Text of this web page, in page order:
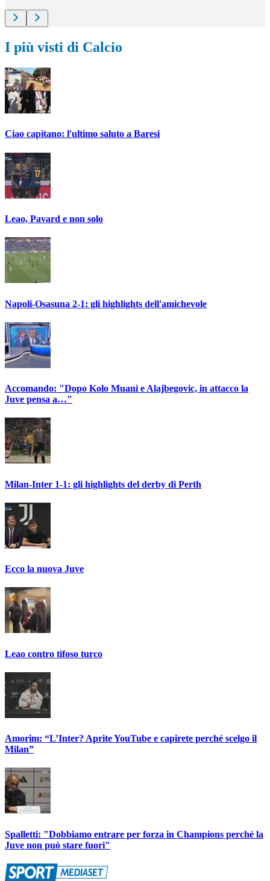
I più visti di Calcio
Ciao capitano: l'ultimo saluto a Baresi
Leao, Pavard e non solo
Napoli-Osasuna 2-1: gli highlights dell'amichevole
Accomando: "Dopo Kolo Muani e Alajbegovic, in attacco la
Juve pensa a…"
Milan-Inter 1-1: gli highlights del derby di Perth
Ecco la nuova Juve
Leao contro tifoso turco
Amorim: “L’Inter? Aprite YouTube e capirete perché scelgo il
Milan”
Spalletti: "Dobbiamo entrare per forza in Champions perché la
Juve non può stare fuori"